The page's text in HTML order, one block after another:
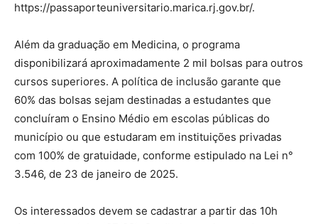
https://passaporteuniversitario.marica.rj.gov.br/.
Além da graduação em Medicina, o programa
disponibilizará aproximadamente 2 mil bolsas para outros
cursos superiores. A política de inclusão garante que
60% das bolsas sejam destinadas a estudantes que
concluíram o Ensino Médio em escolas públicas do
município ou que estudaram em instituições privadas
com 100% de gratuidade, conforme estipulado na Lei n°
3.546, de 23 de janeiro de 2025.
Os interessados devem se cadastrar a partir das 10h